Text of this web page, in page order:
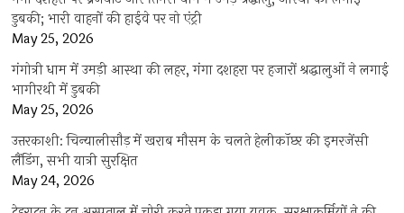
डुबकी; भारी वाहनों की हाईवे पर नो एंट्री
May 25, 2026
गंगोत्री धाम में उमड़ी आस्था की लहर, गंगा दशहरा पर हजारों श्रद्धालुओं ने लगाई
भागीरथी में डुबकी
May 25, 2026
उत्तरकाशी: चिन्यालीसौड़ में खराब मौसम के चलते हेलीकॉप्टर की इमरजेंसी
लैंडिंग, सभी यात्री सुरक्षित
May 24, 2026